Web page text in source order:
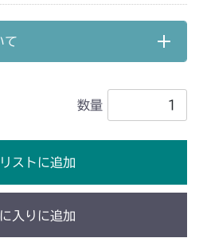
フ FIG4 ナックル
フ FIG4 ナックル
フ FIG4 ナックル
フ FIG4 ナックル
V/S
て
数量
ストに追加
入りに追加